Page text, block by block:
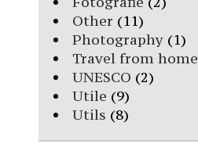
Other (11)
Photography (1)
Travel from home
UNESCO (2)
Utile (9)
Utils (8)